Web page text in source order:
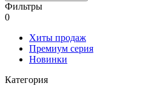
Фильтры
0
Хиты продаж
Премиум серия
Новинки
Категория